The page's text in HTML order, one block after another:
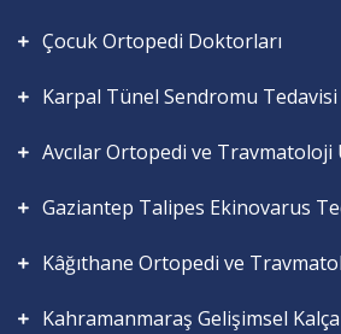
Çocuk Ortopedi Doktorları
Karpal Tünel Sendromu Tedavisi
Avcılar Ortopedi ve Travmatoloji
Gaziantep Talipes Ekinovarus
Kâğıthane Ortopedi ve
Kahramanmaraş Gelişimsel